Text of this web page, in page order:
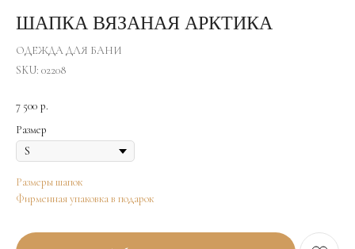
ШАПКА ВЯЗАНАЯ АРКТИКА
ОДЕЖДА ДЛЯ БАНИ
SKU: 02208
7 500 р.
Размер
Размеры шапок
Фирменная упаковка в подарок